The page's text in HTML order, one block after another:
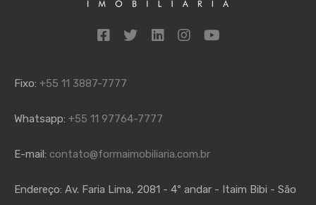
Fixo: +55 11 3887-7777
Whatsapp: +55 11 97764-7777
E-mail: contato@formaimobiliaria.com.br
Endereço: Av. Faria Lima, 2081 - 4º andar - Itaim Bibi - São